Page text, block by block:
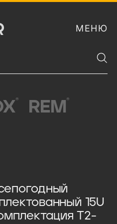
МЕНЮ
® REM ®
15U
T2-